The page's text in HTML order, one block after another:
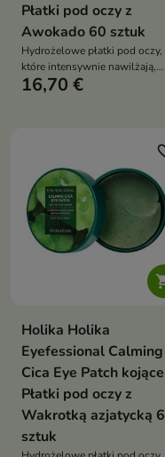
Płatki pod oczy z
Awokado 60 sztuk
Hydrożelowe płatki pod oczy,
które intensywnie nawilżają,
odżywiają i pomagają
16,70 €
Holika Holika
Eyefessional Calming
Cica Eye Patch kojące
Płatki pod oczy z
Wakrotką azjatycką
sztuk